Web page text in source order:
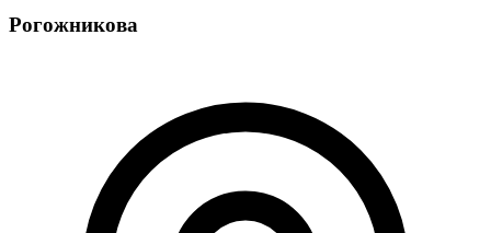
Рогожникова